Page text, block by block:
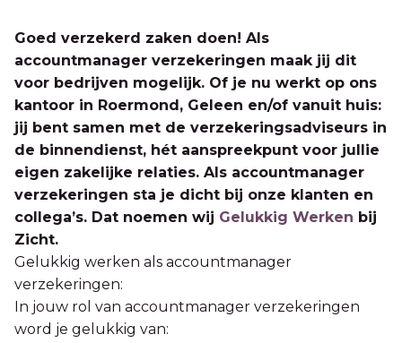
Goed verzekerd zaken doen! Als
accountmanager verzekeringen maak jij dit
voor bedrijven mogelijk. Of je nu werkt op ons
kantoor in Roermond, Geleen en/of vanuit huis:
jij bent samen met de verzekeringsadviseurs in
de binnendienst, hét aanspreekpunt voor jullie
eigen zakelijke relaties. Als accountmanager
verzekeringen sta je dicht bij onze klanten en
collega’s. Dat noemen wij Gelukkig Werken bij
Zicht.
Gelukkig werken als accountmanager
verzekeringen:
In jouw rol van accountmanager verzekeringen
word je gelukkig van: